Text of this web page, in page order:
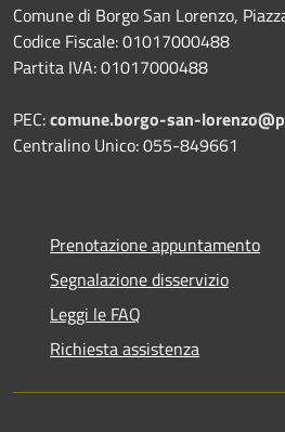
Comune di Borgo San Lorenzo,
Codice Fiscale: 01017000488
Partita IVA: 01017000488
PEC:comune.borgo-san-
Centralino Unico: 055-849661
Prenotazione appuntamento
Segnalazione disservizio
Leggi le FAQ
Richiesta assistenza